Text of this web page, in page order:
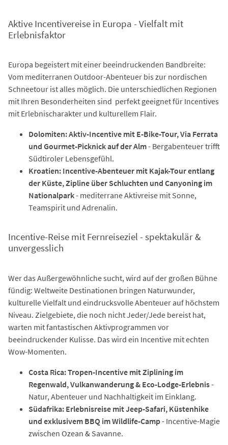
Aktive Incentivereise in Europa - Vielfalt mit
Erlebnisfaktor
Europa begeistert mit einer beeindruckenden Bandbreite:
Vom mediterranen Outdoor-Abenteuer bis zur nordischen
Schneetour ist alles möglich. Die unterschiedlichen Regionen
mit Ihren Besonderheiten sind perfekt geeignet für Incentives
mit Erlebnischarakter und kulturellem Flair.
Dolomiten: Aktiv-Incentive mit E-Bike-Tour, Via Ferrata
und Gourmet-Picknick auf der Alm- Bergabenteuer trifft
Südtiroler Lebensgefühl.
Kroatien: Incentive-Abenteuer mit Kajak-Tour entlang
der Küste, Zipline über Schluchten und Canyoning im
Nationalpark- mediterrane Aktivreise mit Sonne,
Teamspirit und Adrenalin.
Incentive-Reise mit Fernreiseziel - spektakulär &
unvergesslich
Wer das Außergewöhnliche sucht, wird auf der großen Bühne
fündig: Weltweite Destinationen bringen Naturwunder,
kulturelle Vielfalt und eindrucksvolle Abenteuer auf höchstem
Niveau. Zielgebiete, die noch nicht Jeder/Jede bereist hat,
warten mit fantastischen Aktivprogrammen vor
beeindruckender Kulisse. Das wird ein Incentive mit echten
Wow-Momenten.
Costa Rica: Tropen-Incentive mit Ziplining im
Regenwald, Vulkanwanderung & Eco-Lodge-Erlebnis-
Natur, Abenteuer und Nachhaltigkeit im Einklang.
Südafrika: Erlebnisreise mit Jeep-Safari, Küstenhike
und exklusivem BBQ im Wildlife-Camp- Incentive-Magie
zwischen Ozean & Savanne.